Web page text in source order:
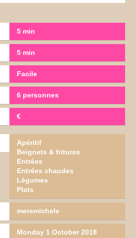
5 min
5 min
Facile
6 personnes
€
Apéritif
Beignets & fritures
Entrées
Entrées chaudes
Légumes
Plats
meremichele
Monday 1 October 2018